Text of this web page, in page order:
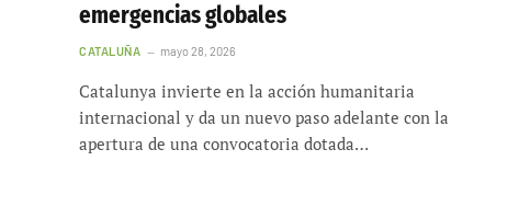
emergencias globales
CATALUÑA mayo 28, 2026
Catalunya invierte en la acción humanitaria
internacional y da un nuevo paso adelante con la
apertura de una convocatoria dotada…